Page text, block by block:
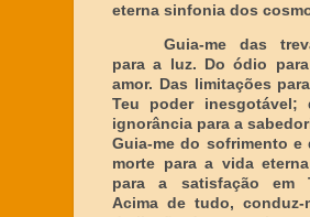
eterna sinfonia dos
Guia-me das
para a luz. Do ódio
amor. Das limitações
Teu poder inesgotável;
ignorância para a
Guia-me do sofrimento e
morte para a vida
para a satisfação em
Acima de tudo, conduz-